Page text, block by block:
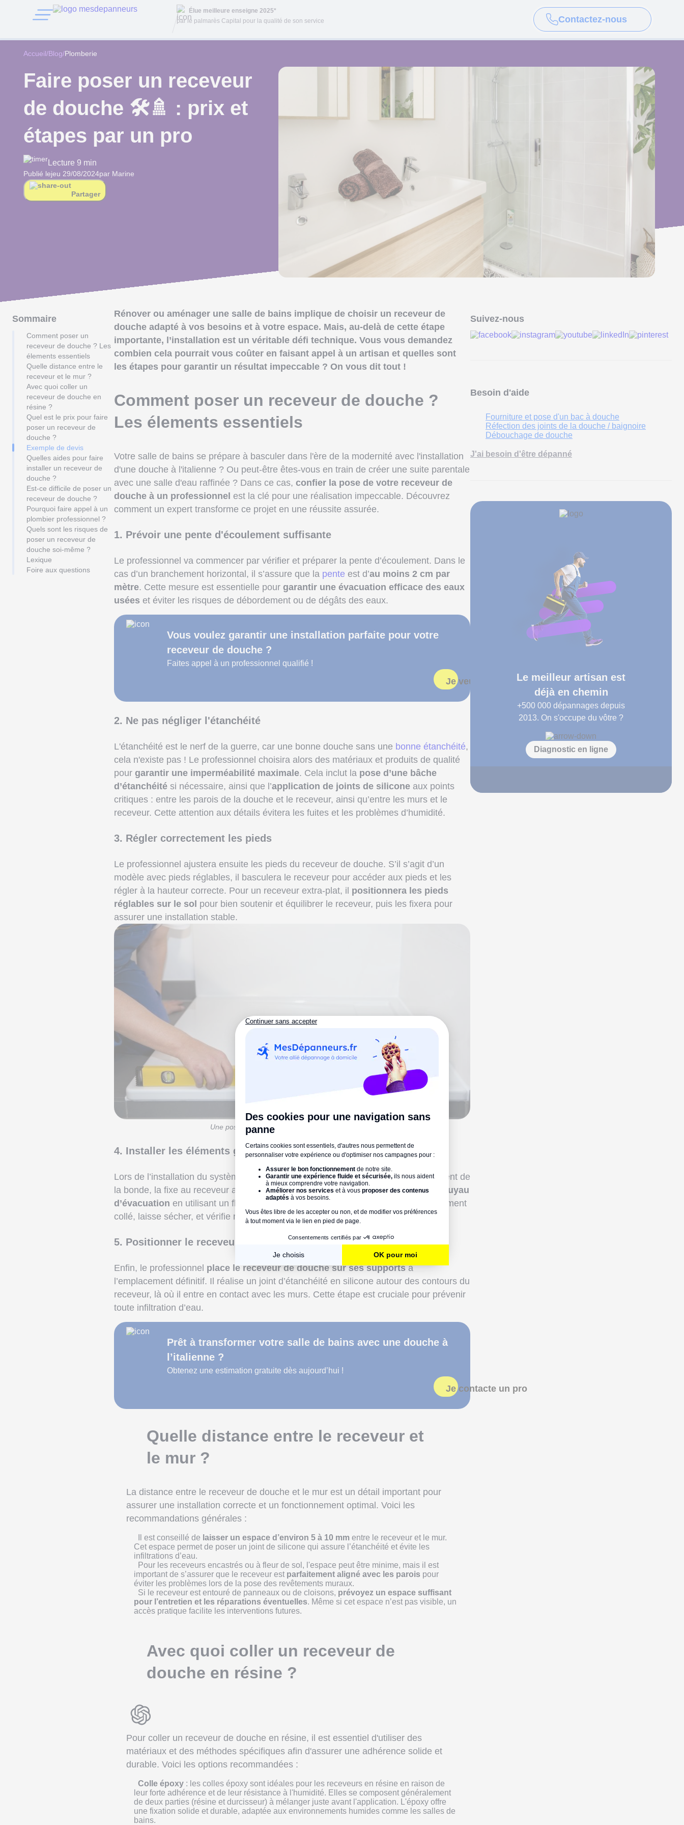
Élue meilleure enseigne 2025*
par le palmarès Capital pour la qualité de son service
Contactez-nous
Accueil/Blog/Plomberie
Faire poser un receveur
de douche 🛠️🚿 : prix et
étapes par un pro
Lecture 9 min
Publié lejeu 29/08/2024par Marine
Partager
Sommaire
Comment poser un
receveur de douche ? Les
élements essentiels
Quelle distance entre le
receveur et le mur ?
Avec quoi coller un
receveur de douche en
résine ?
Quel est le prix pour faire
poser un receveur de
douche ?
Exemple de devis
Quelles aides pour faire
installer un receveur de
douche ?
Est-ce difficile de poser un
receveur de douche ?
Pourquoi faire appel à un
plombier professionnel ?
Quels sont les risques de
poser un receveur de
douche soi-même ?
Lexique
Foire aux questions
Rénover ou aménager une salle de bains implique de choisir un receveur de
douche adapté à vos besoins et à votre espace. Mais, au-delà de cette étape
importante, l’installation est un véritable défi technique. Vous vous demandez
combien cela pourrait vous coûter en faisant appel à un artisan et quelles sont
les étapes pour garantir un résultat impeccable ? On vous dit tout !
Comment poser un receveur de douche ?
Les élements essentiels
Votre salle de bains se prépare à basculer dans l'ère de la modernité avec l'installation
d'une douche à l'italienne ? Ou peut-être êtes-vous en train de créer une suite parentale
avec une salle d'eau raffinée ? Dans ce cas, confier la pose de votre receveur de
douche à un professionnel est la clé pour une réalisation impeccable. Découvrez
comment un expert transforme ce projet en une réussite assurée.
1. Prévoir une pente d'écoulement suffisante
Le professionnel va commencer par vérifier et préparer la pente d’écoulement. Dans le
cas d’un branchement horizontal, il s’assure que la pente est d’au moins 2 cm par
mètre. Cette mesure est essentielle pour garantir une évacuation efficace des eaux
usées et éviter les risques de débordement ou de dégâts des eaux.
Vous voulez garantir une installation parfaite pour votre
receveur de douche ?
Faites appel à un professionnel qualifié !
Je veux un expert en douche !
2. Ne pas négliger l'étanchéité
L'étanchéité est le nerf de la guerre, car une bonne douche sans une bonne étanchéité,
cela n'existe pas ! Le professionnel choisira alors des matériaux et produits de qualité
pour garantir une imperméabilité maximale. Cela inclut la pose d’une bâche
d’étanchéité si nécessaire, ainsi que l’application de joints de silicone aux points
critiques : entre les parois de la douche et le receveur, ainsi qu’entre les murs et le
receveur. Cette attention aux détails évitera les fuites et les problèmes d’humidité.
3. Régler correctement les pieds
Le professionnel ajustera ensuite les pieds du receveur de douche. S’il s’agit d’un
modèle avec pieds réglables, il basculera le receveur pour accéder aux pieds et les
régler à la hauteur correcte. Pour un receveur extra-plat, il positionnera les pieds
réglables sur le sol pour bien soutenir et équilibrer le receveur, puis les fixera pour
assurer une installation stable.
Une pose technique qu'il faut réaliser avec minutie.
4. Installer les éléments garants de l'évacuation
Lors de l’installation du système d’évacuation, le professionnel repère l’emplacement de
la bonde, la fixe au receveur avec unjoint d’étanchéité, puisvisse la bonde
au tuyau
d’évacuation en utilisant un flexible d’évacuation. Il s’assure que tout est correctement
collé, laisse sécher, et vérifie minutieusement l’étanchéité de l’ensemble.
5. Positionner le receveur de douche
Enfin, le professionnel place le receveur de douche sur ses supportsà
l’emplacement définitif. Il réalise un joint d’étanchéité en silicone autour des contours du
receveur, là où il entre en contact avec les murs. Cette étape est cruciale pour prévenir
toute infiltration d’eau.
Prêt à transformer votre salle de bains avec une douche à
l’italienne ?
Obtenez une estimation gratuite dès aujourd’hui !
Je contacte un pro
Quelle distance entre le receveur et
le mur ?
La distance entre le receveur de douche et le mur est un détail important pour
assurer une installation correcte et un fonctionnement optimal. Voici les
recommandations générales :
Il est conseillé de laisser un espace d’environ 5 à 10 mm entre le receveur et le mur.
Cet espace permet de poser un joint de silicone qui assure l’étanchéité et évite les
infiltrations d’eau.
Pour les receveurs encastrés ou à fleur de sol, l'espace peut être minime, mais il est
important de s’assurer que le receveur est parfaitement aligné avec les parois pour
éviter les problèmes lors de la pose des revêtements muraux.
Si le receveur est entouré de panneaux ou de cloisons, prévoyez un espace suffisant
pour l’entretien et les réparations éventuelles. Même si cet espace n’est pas visible, un
accès pratique facilite les interventions futures.
Avec quoi coller un receveur de
douche en résine ?
Pour coller un receveur de douche en résine, il est essentiel d'utiliser des
matériaux et des méthodes spécifiques afin d'assurer une adhérence solide et
durable. Voici les options recommandées :
Colle époxy : les colles époxy sont idéales pour les receveurs en résine en raison de
leur forte adhérence et de leur résistance à l'humidité. Elles se composent généralement
de deux parties (résine et durcisseur) à mélanger juste avant l'application. L'époxy offre
une fixation solide et durable, adaptée aux environnements humides comme les salles de
bains.
Suivez-nous
Besoin d'aide
Fourniture et pose d'un bac à douche
Réfection des joints de la douche / baignoire
Débouchage de douche
J'ai besoin d'être dépanné
Le meilleur artisan est
déjà en chemin
+500 000 dépannages depuis
2013. On s'occupe du vôtre ?
Diagnostic en ligne